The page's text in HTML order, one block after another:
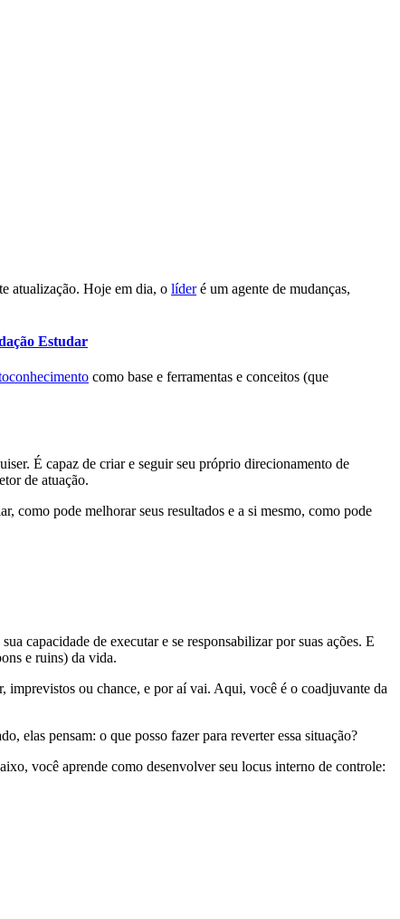
atualização. Hoje em dia, o líderé um agente de mudanças,
Estudar
como base e ferramentas e conceitos (que
É capaz de criar e seguir seu próprio direcionamento de
de atuação.
como pode melhorar seus resultados e a si mesmo, como pode
capacidade de executar e se responsabilizar por suas ações. E
e ruins) da vida.
imprevistos ou chance, e por aí vai. Aqui, você é o coadjuvante da
elas pensam: o que posso fazer para reverter essa situação?
você aprende como desenvolver seu locus interno de controle: